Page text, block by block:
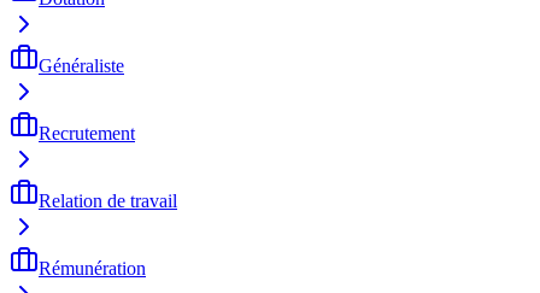
Généraliste
Recrutement
Relation de travail
Rémunération